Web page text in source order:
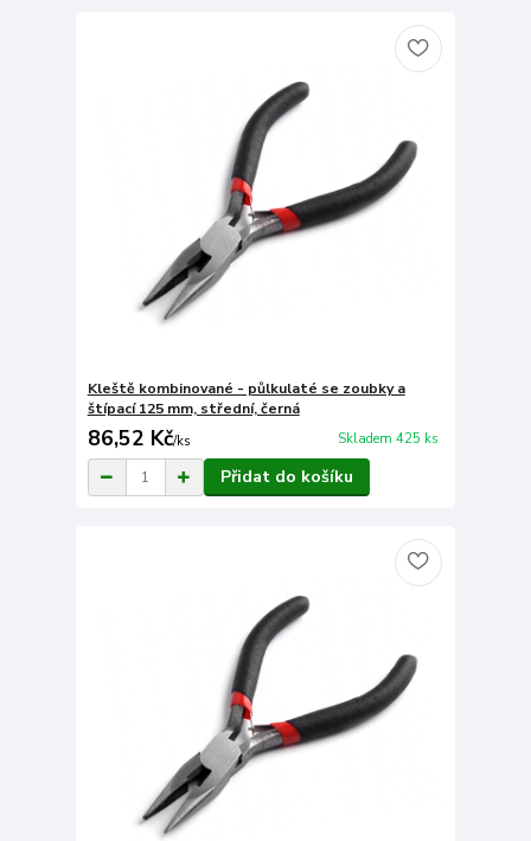
Kleště kombinované - půlkulaté se zoubky a
štípací 125 mm, střední, černá
86,52 Kč/ks Skladem 425 ks
Přidat do košíku